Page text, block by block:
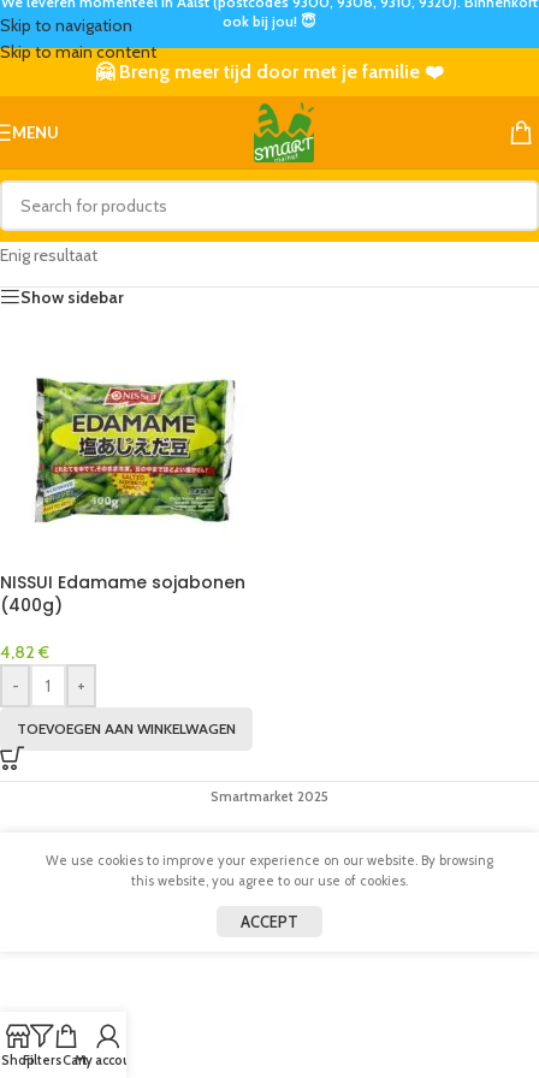
Skip to navigation
Skip to main content
ook bij jou! 😇
🤗 Breng meer tijd door met je familie ❤️
MENU
Enig resultaat
Show sidebar
NISSUI Edamame sojabonen
(400g)
4,82 €
-
+
TOEVOEGEN AAN WINKELWAGEN
Smartmarket 2025
ShopFiltersCartMy account
We use cookies to improve your experience on our website. By browsing
this website, you agree to our use of cookies.
ACCEPT